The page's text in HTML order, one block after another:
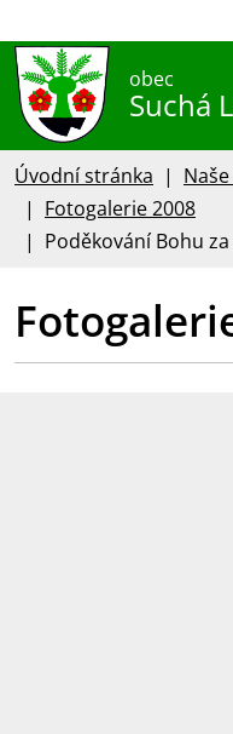
obec
Suchá
Úvodní stránka
Fotogalerie 2008
Poděkování Bohu